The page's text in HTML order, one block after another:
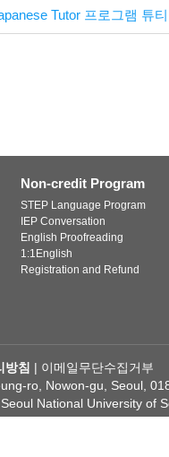
Tutor 프로그램 튜
Non-credit Program
STEP Language Program
IEP Conversation
English Proofreading
1:1English
Registration and Refund
방침 | 이메일무단수집거부
ro, Nowon-gu, Seoul,
National University of